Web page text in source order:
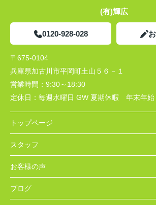
(有)輝広
0120-928-028
〒675-0104
兵庫県加古川市平岡町土山５６－１
営業時間： 9:30～18:30
定休日： 毎週水曜日 GW 夏期休暇 年末年始
トップページ
スタッフ
お客様の声
ブログ